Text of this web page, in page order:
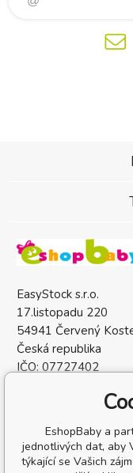
EasyStock s.r.o.
17.listopadu 220
54941 Červený
Česká republika
IČO: 07727402
EshopBaby a
jednotlivých dat, aby
týkající se Vašich